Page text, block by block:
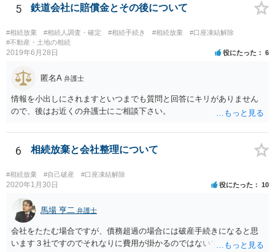
書類を提出されることをおすすめいたします。 なお、お父様の債務が
他にもあるかもしれないというリスクを考えますと、相続放棄の申述
にあたっては、法テラスの無料相談等を利用して弁護士に相談するこ
とも十分考えられるかと存じます。また、ご記載いただいた事実関係
を拝見するかぎり、再婚相手のかたは既に相続放棄をされている可能
5 鉄道会社に賠償金とその後について
#相続放棄 #相続人調査・確定 #相続手続き #相続放棄
#口座凍結解除
#不動産・土地の相続
2019年6月28日 役にたった 6
匿名A 弁護士
情報を小出しにされますといつまでも質問と回答にキリがありません
ので、後はお近くの弁護士にご相談下さい。
6 相続放棄と会社整理について
#相続放棄 #自己破産 #口座凍結解除
2020年1月30日 役にたった 10
馬場 亨二 弁護士
会社をたたむ場合ですが、債務超過の場合には破産手続きになると思
います３社ですのでそれなりに費用が掛かるのではないでしょうか。